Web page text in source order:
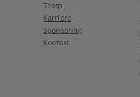
Team
Karriere
Sponsoring
Kontakt